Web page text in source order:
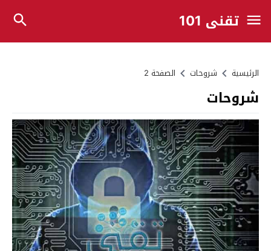
تقني 101
الرئيسية شروحات الصفحة 2
شروحات